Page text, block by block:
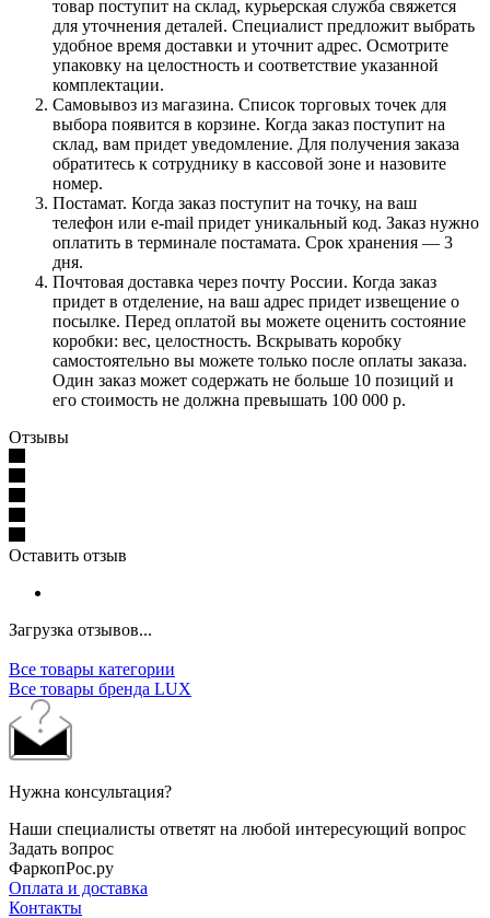
товар поступит на склад, курьерская служба свяжется
для уточнения деталей. Специалист предложит выбрать
удобное время доставки и уточнит адрес. Осмотрите
упаковку на целостность и соответствие указанной
комплектации.
Самовывоз из магазина. Список торговых точек для
выбора появится в корзине. Когда заказ поступит на
склад, вам придет уведомление. Для получения заказа
обратитесь к сотруднику в кассовой зоне и назовите
номер.
Постамат. Когда заказ поступит на точку, на ваш
телефон или e-mail придет уникальный код. Заказ нужно
оплатить в терминале постамата. Срок хранения — 3
дня.
Почтовая доставка через почту России. Когда заказ
придет в отделение, на ваш адрес придет извещение о
посылке. Перед оплатой вы можете оценить состояние
коробки: вес, целостность. Вскрывать коробку
самостоятельно вы можете только после оплаты заказа.
Один заказ может содержать не больше 10 позиций и
его стоимость не должна превышать 100 000 р.
Отзывы
Оставить отзыв
Загрузка отзывов...
Все товары категории
Все товары бренда LUX
Нужна консультация?
Наши специалисты ответят на любой интересующий вопрос
Задать вопрос
ФаркопРос.ру
Оплата и доставка
Контакты